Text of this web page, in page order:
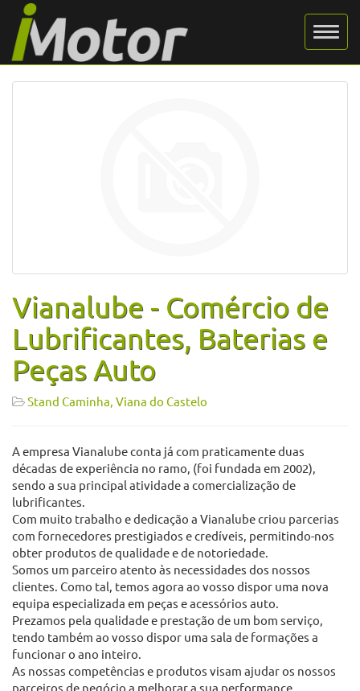
Vianalube - Comércio de
Lubrificantes, Baterias e
Peças Auto
Stand Caminha, Viana do Castelo
A empresa Vianalube conta já com praticamente duas
décadas de experiência no ramo, (foi fundada em 2002),
sendo a sua principal atividade a comercialização de
lubrificantes.
Com muito trabalho e dedicação a Vianalube criou parcerias
com fornecedores prestigiados e credíveis, permitindo-nos
obter produtos de qualidade e de notoriedade.
Somos um parceiro atento às necessidades dos nossos
clientes. Como tal, temos agora ao vosso dispor uma nova
equipa especializada em peças e acessórios auto.
Prezamos pela qualidade e prestação de um bom serviço,
tendo também ao vosso dispor uma sala de formações a
funcionar o ano inteiro.
As nossas competências e produtos visam ajudar os nossos
parceiros de negócio a melhorar a sua performance